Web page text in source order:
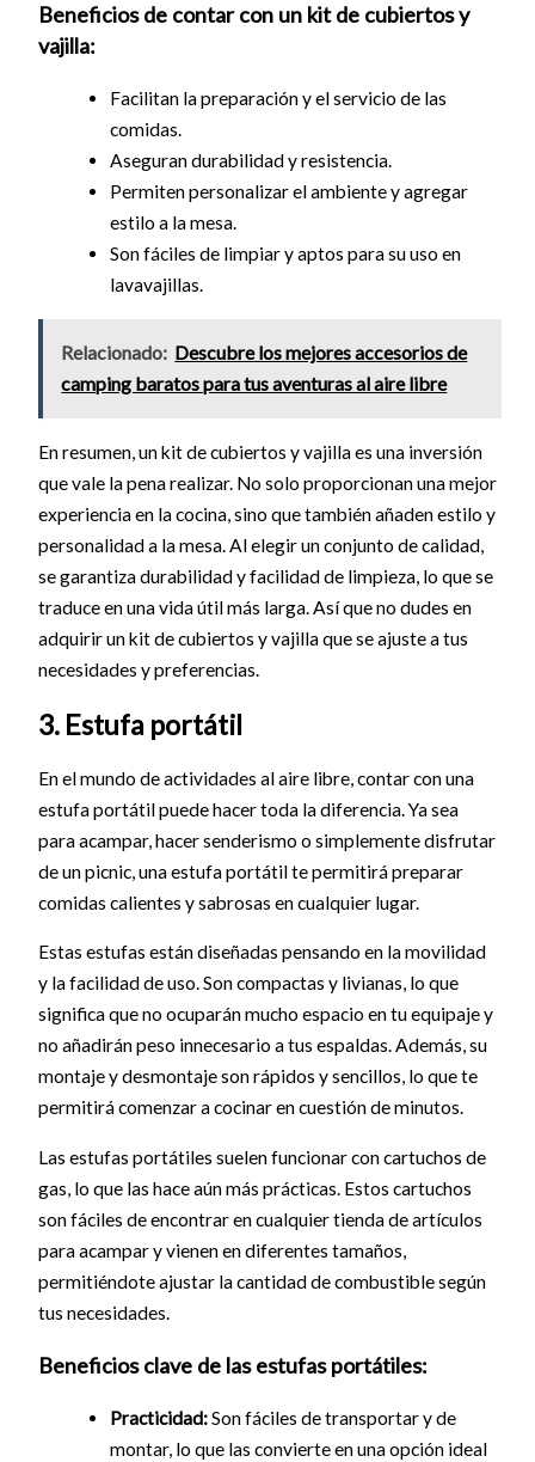
Beneficios de contar con un kit de cubiertos y
vajilla:
Facilitan la preparación y el servicio de las
comidas.
Aseguran durabilidad y resistencia.
Permiten personalizar el ambiente y agregar
estilo a la mesa.
Son fáciles de limpiar y aptos para su uso en
lavavajillas.
Relacionado: Descubre los mejores accesorios de
camping baratos para tus aventuras al aire libre
En resumen, un kit de cubiertos y vajilla es una inversión
que vale la pena realizar. No solo proporcionan una mejor
experiencia en la cocina, sino que también añaden estilo y
personalidad a la mesa. Al elegir un conjunto de calidad,
se garantiza durabilidad y facilidad de limpieza, lo que se
traduce en una vida útil más larga. Así que no dudes en
adquirir un kit de cubiertos y vajilla que se ajuste a tus
necesidades y preferencias.
3. Estufa portátil
En el mundo de actividades al aire libre, contar con una
estufa portátil puede hacer toda la diferencia. Ya sea
para acampar, hacer senderismo o simplemente disfrutar
de un picnic, una estufa portátil te permitirá preparar
comidas calientes y sabrosas en cualquier lugar.
Estas estufas están diseñadas pensando en la movilidad
y la facilidad de uso. Son compactas y livianas, lo que
significa que no ocuparán mucho espacio en tu equipaje y
no añadirán peso innecesario a tus espaldas. Además, su
montaje y desmontaje son rápidos y sencillos, lo que te
permitirá comenzar a cocinar en cuestión de minutos.
Las estufas portátiles suelen funcionar con cartuchos de
gas, lo que las hace aún más prácticas. Estos cartuchos
son fáciles de encontrar en cualquier tienda de artículos
para acampar y vienen en diferentes tamaños,
permitiéndote ajustar la cantidad de combustible según
tus necesidades.
Beneficios clave de las estufas portátiles:
Practicidad:Son fáciles de transportar y de
montar, lo que las convierte en una opción ideal